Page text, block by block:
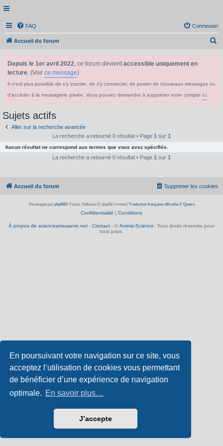
En poursuivant votre navigation sur ce site, vous
acceptez l’utilisation de cookies vous permettant
de bénéficier d’une expérience de navigation
optimale. En savoir plus…
J’accepte
FAQ Connexion
Accueil du forum
Depuis le 1er avril 2022, ce forum devientaccessible uniquement en
lecture. (Voir ce message)
Il n'est plus possible de s'y inscrire, de s'y connecter, de poster de nouveaux messages ou
d'accéder à la messagerie privée. Vous pouvez demander à supprimer votre compte ici
Sujets actifs
Aller sur la recherche avancée
La recherche a retourné 0 résultat • Page 1 sur 1
Aucun résultat ne correspond aux termes que vous avez spécifiés.
La recherche a retourné 0 résultat • Page 1 sur 1
Accueil du forum Supprimer les cookies
Développé par phpBB® Forum Software © phpBB Limited Traduction française officielle© Qiaeru
Confidentialité | Conditions
À propos de scienceamusante.net - Contact - © Anima-Science. Tous droits réservés pour
tous pays.